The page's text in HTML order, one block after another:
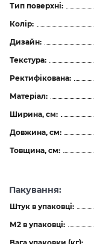
Тип поверхні:
Колір:
Дизайн:
Текстура:
Ректифікована:
Матеріал:
Ширина, см:
Довжина, см:
Товщина, см:
Пакування:
Штук в упаковці:
М2 в упаковці: